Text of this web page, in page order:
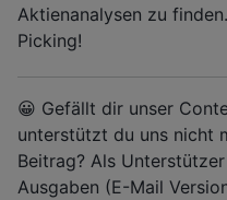
Aktienanalysen zu
Picking!
😀 Gefällt dir unser
unterstützt du uns nicht
Beitrag? Als
Ausgaben (E-Mail